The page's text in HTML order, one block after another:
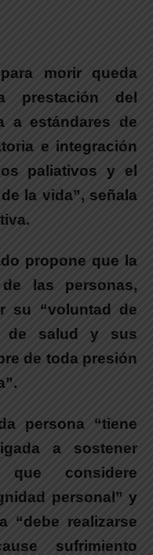
morir queda
prestación del
a estándares de
e integración
paliativos y el
la vida”, señala
propone que la
de las personas,
su “voluntad de
de salud y sus
de toda presión
persona “tiene
a sostener
que considere
personal” y
“debe realizarse
sufrimiento